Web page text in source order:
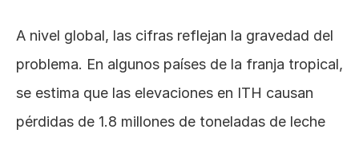
A nivel global, las cifras reflejan la gravedad del
problema. En algunos países de la franja tropical,
se estima que las elevaciones en ITH causan
pérdidas de 1.8 millones de toneladas de leche